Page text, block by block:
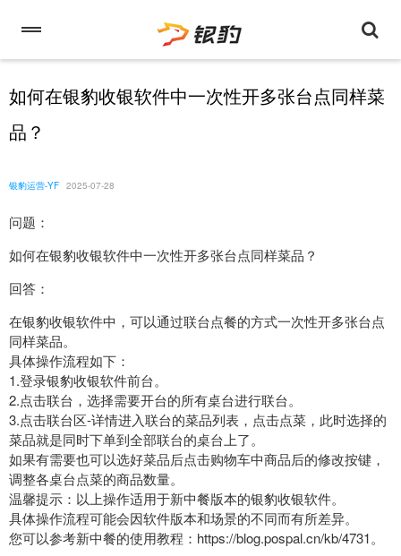
如何在银豹收银软件中一次性开多张台点同样菜
品？
银豹运营-YF 2025-07-28
问题：
如何在银豹收银软件中一次性开多张台点同样菜品？
回答：
在银豹收银软件中，可以通过联台点餐的方式一次性开多张台点
同样菜品。
具体操作流程如下：
1.登录银豹收银软件前台。
2.点击联台，选择需要开台的所有桌台进行联台。
3.点击联台区-详情进入联台的菜品列表，点击点菜，此时选择的
菜品就是同时下单到全部联台的桌台上了。
如果有需要也可以选好菜品后点击购物车中商品后的修改按键，
调整各桌台点菜的商品数量。
温馨提示：以上操作适用于新中餐版本的银豹收银软件。
具体操作流程可能会因软件版本和场景的不同而有所差异。
您可以参考新中餐的使用教程：https://blog.pospal.cn/kb/4731。